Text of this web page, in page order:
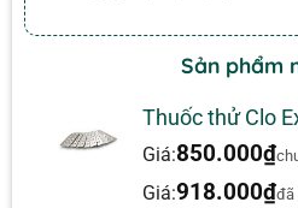
DỮ LIỆU
ĐỘ ẨM TƯƠNG ĐỐI
ĐỘ CHÍNH XÁC CƠ BẢN
1 đánh giá cho
Được xếp
sao
pv huy– 01/
Extech SD500
Datalogger
Sản phẩm
Thuốc thử Clo
Giá:850.000₫
Giá:918.000₫đã